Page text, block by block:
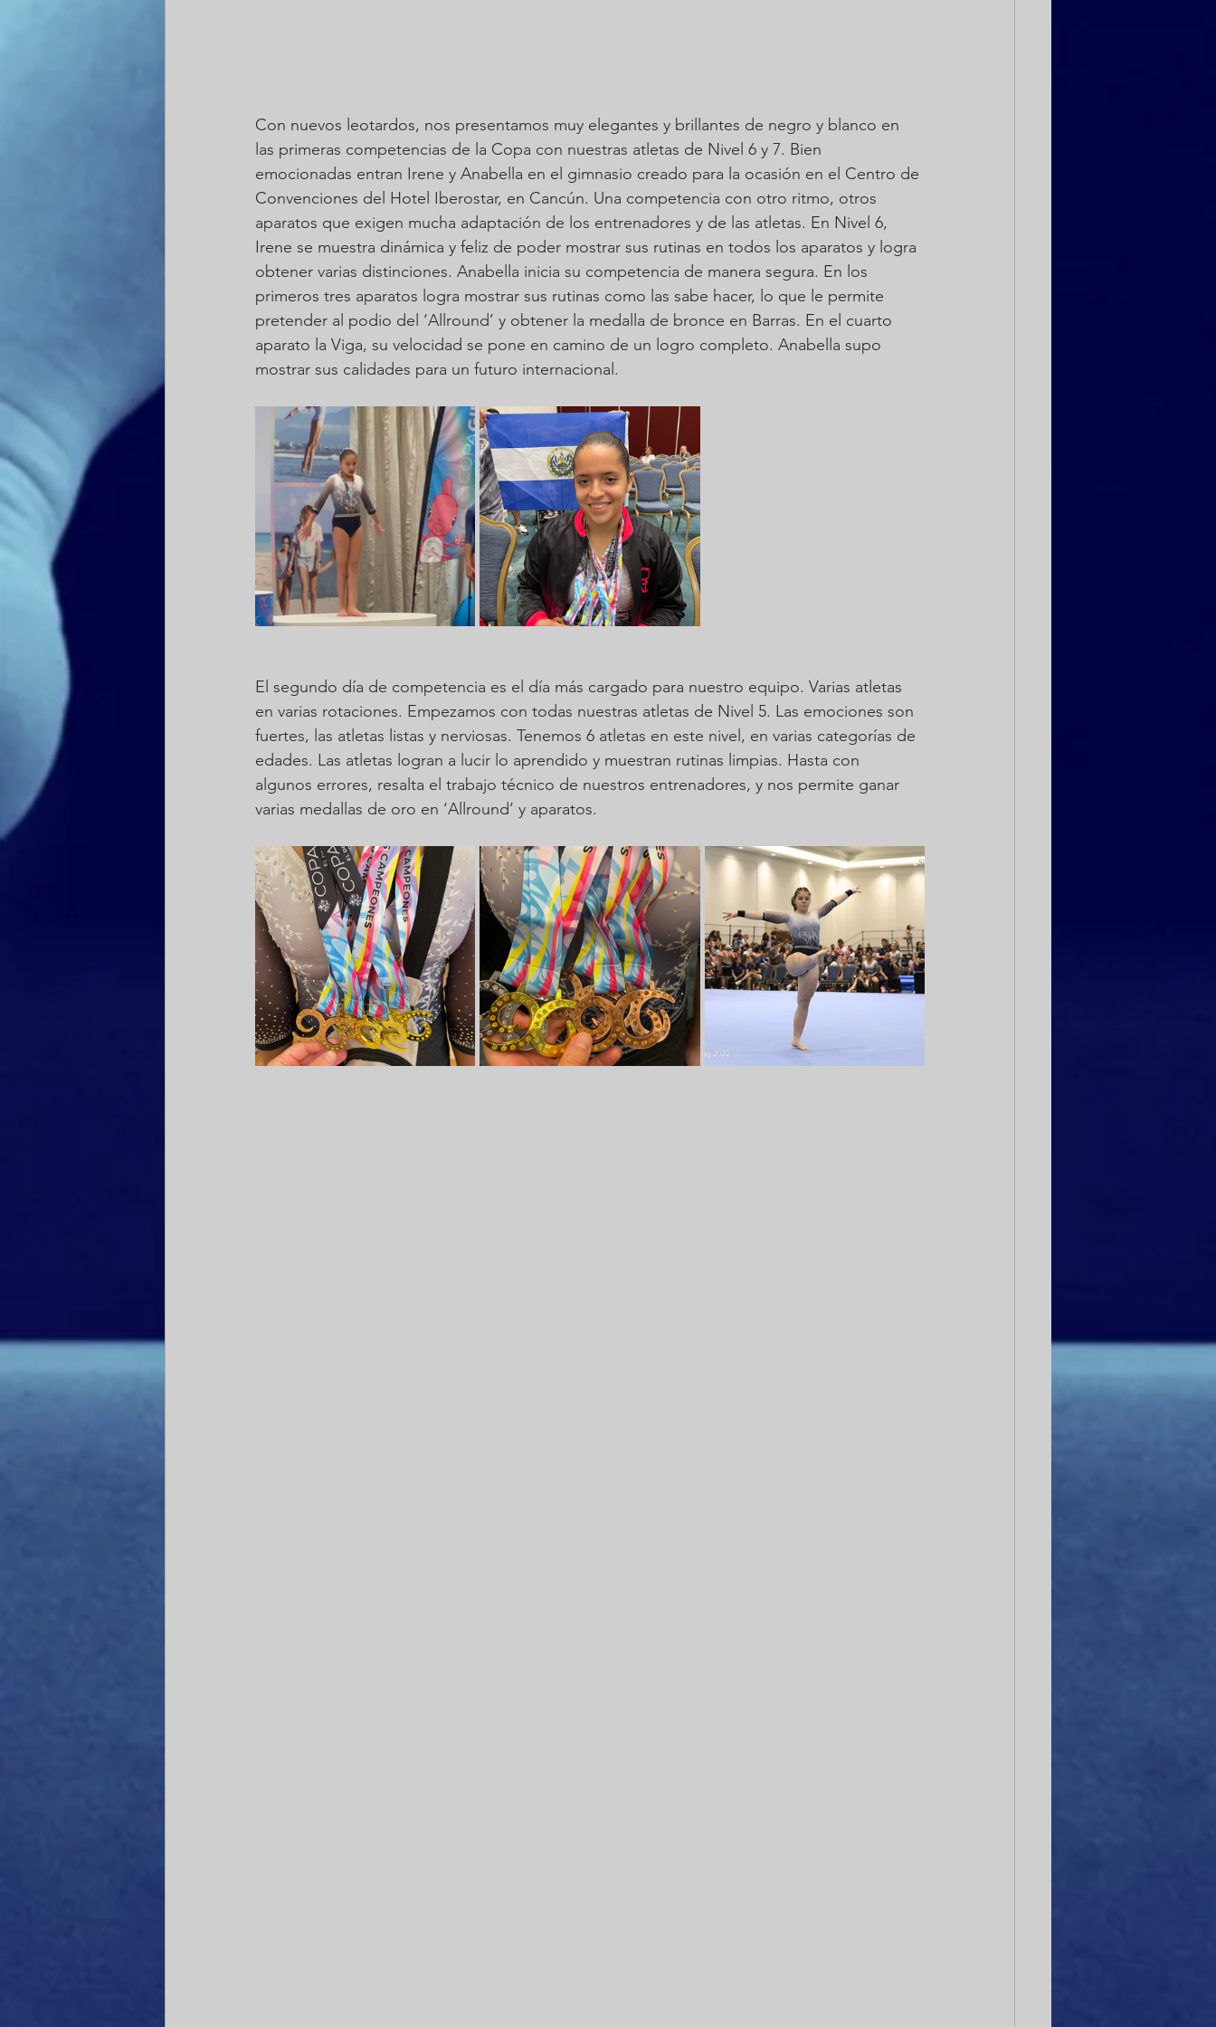
Con nuevos leotardos, nos presentamos muy elegantes y brillantes de negro y blanco en
las primeras competencias de la Copa con nuestras atletas de Nivel 6 y 7. Bien
emocionadas entran Irene y Anabella en el gimnasio creado para la ocasión en el Centro de
Convenciones del Hotel Iberostar, en Cancún. Una competencia con otro ritmo, otros
aparatos que exigen mucha adaptación de los entrenadores y de las atletas. En Nivel 6,
Irene se muestra dinámica y feliz de poder mostrar sus rutinas en todos los aparatos y logra
obtener varias distinciones. Anabella inicia su competencia de manera segura. En los
primeros tres aparatos logra mostrar sus rutinas como las sabe hacer, lo que le permite
pretender al podio del ‘Allround’ y obtener la medalla de bronce en Barras. En el cuarto
aparato la Viga, su velocidad se pone en camino de un logro completo. Anabella supo
mostrar sus calidades para un futuro internacional.
El segundo día de competencia es el día más cargado para nuestro equipo. Varias atletas
en varias rotaciones. Empezamos con todas nuestras atletas de Nivel 5. Las emociones son
fuertes, las atletas listas y nerviosas. Tenemos 6 atletas en este nivel, en varias categorías de
edades. Las atletas logran a lucir lo aprendido y muestran rutinas limpias. Hasta con
algunos errores, resalta el trabajo técnico de nuestros entrenadores, y nos permite ganar
varias medallas de oro en ‘Allround’ y aparatos.